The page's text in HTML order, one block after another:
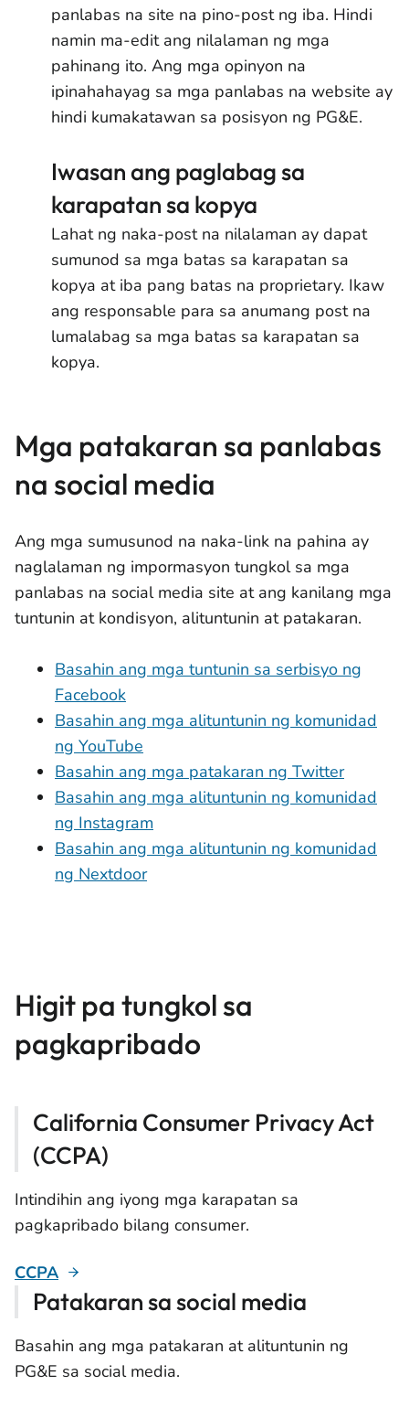
panlabas na site na pino-post ng iba. Hindi
namin ma-edit ang nilalaman ng mga
pahinang ito. Ang mga opinyon na
ipinahahayag sa mga panlabas na website ay
hindi kumakatawan sa posisyon ng PG&E.
Iwasan ang paglabag sa
karapatan sa kopya
Lahat ng naka-post na nilalaman ay dapat
sumunod sa mga batas sa karapatan sa
kopya at iba pang batas na proprietary. Ikaw
ang responsable para sa anumang post na
lumalabag sa mga batas sa karapatan sa
kopya.
Mga patakaran sa panlabas
na social media
Ang mga sumusunod na naka-link na pahina ay
naglalaman ng impormasyon tungkol sa mga
panlabas na social media site at ang kanilang mga
tuntunin at kondisyon, alituntunin at patakaran.
Basahin ang mga tuntunin sa serbisyo ng
Facebook
Basahin ang mga alituntunin ng komunidad
ng YouTube
Basahin ang mga patakaran ng Twitter
Basahin ang mga alituntunin ng komunidad
ng Instagram
Basahin ang mga alituntunin ng komunidad
ng Nextdoor
Higit pa tungkol sa
pagkapribado
California Consumer Privacy Act
(CCPA)
Intindihin ang iyong mga karapatan sa
pagkapribado bilang consumer.
CCPA
Patakaran sa social media
Basahin ang mga patakaran at alituntunin ng
PG&E sa social media.